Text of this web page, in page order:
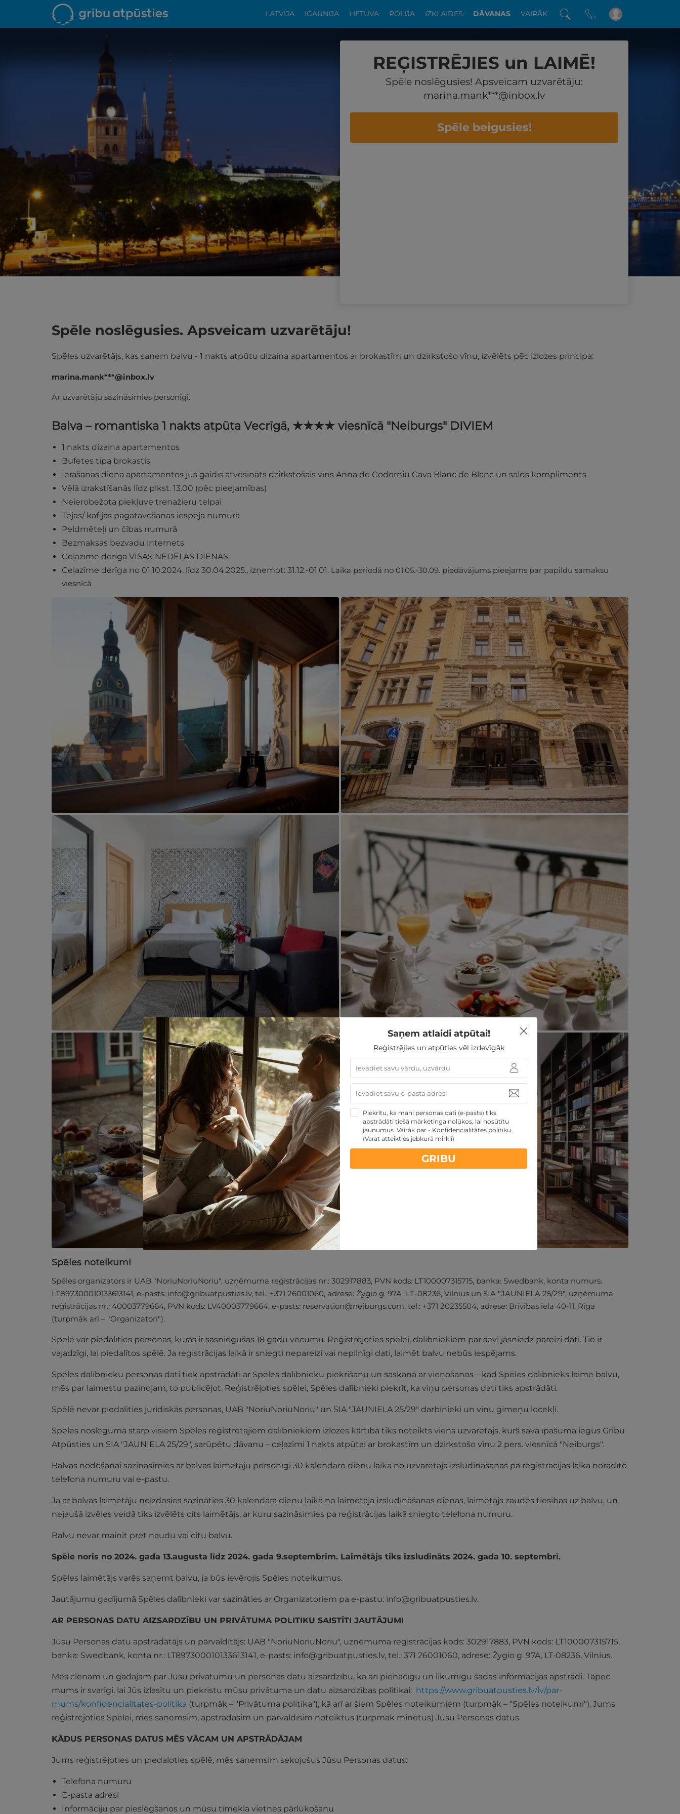
LATVIJA IGAUNIJA LIETUVA POLIJA IZKLAIDES DĀVANAS VAIRĀK
REĢISTRĒJIES un LAIMĒ!
Spēle noslēgusies! Apsveicam uzvarētāju:
marina.mank***@inbox.lv
Spēle beigusies!
Spēle noslēgusies. Apsveicam uzvarētāju!
Spēles uzvarētājs, kas saņem balvu - 1 nakts atpūtu dizaina apartamentos ar brokastīm un dzirkstošo vīnu, izvēlēts pēc izlozes principa:
marina.mank***@inbox.lv
Ar uzvarētāju sazināsimies personīgi.
Balva – romantiska 1 nakts atpūta Vecrīgā, ★★★★ viesnīcā "Neiburgs" DIVIEM
1 nakts dizaina apartamentos
Bufetes tipa brokastis
Ierašanās dienā apartamentos jūs gaidīs atvēsināts dzirkstošais vīns Anna de Codorniu Cava Blanc de Blanc un salds kompliments
Vēlā izrakstīšanās līdz plkst. 13.00 (pēc pieejamības)
Neierobežota piekļuve trenažieru telpai
Tējas/ kafijas pagatavošanas iespēja numurā
Peldmēteļi un čības numurā
Bezmaksas bezvadu internets
Ceļazīme derīga VISĀS NEDĒĻAS DIENĀS
Ceļazīme derīga no 01.10.2024. līdz 30.04.2025., izņemot: 31.12.-01.01. Laika periodā no 01.05.-30.09. piedāvājums pieejams par papildu samaksu
viesnīcā
Spēles noteikumi
Spēles organizators ir UAB "NoriuNoriuNoriu", uzņēmuma reģistrācijas nr.: 302917883, PVN kods: LT100007315715, banka: Swedbank, konta numurs:
LT897300010133613141, e-pasts: info@gribuatpusties.lv, tel.: +371 26001060, adrese: Žygio g. 97A, LT-08236, Vilnius un SIA "JAUNIELA 25/29", uzņēmuma
reģistrācijas nr.: 40003779664, PVN kods: LV40003779664, e-pasts: reservation@neiburgs.com, tel.: +371 20235504, adrese: Brīvības iela 40-11, Rīga
(turpmāk arī – "Organizatori").
Spēlē var piedalīties personas, kuras ir sasniegušas 18 gadu vecumu. Reģistrējoties spēlei, dalībniekiem par sevi jāsniedz pareizi dati. Tie ir
vajadzīgi, lai piedalītos spēlē. Ja reģistrācijas laikā ir sniegti nepareizi vai nepilnīgi dati, laimēt balvu nebūs iespējams.
Spēles dalībnieku personas dati tiek apstrādāti ar Spēles dalībnieku piekrišanu un saskaņā ar vienošanos – kad Spēles dalībnieks laimē balvu,
mēs par laimestu paziņojam, to publicējot. Reģistrējoties spēlei, Spēles dalībnieki piekrīt, ka viņu personas dati tiks apstrādāti.
Spēlē nevar piedalīties juridiskās personas, UAB "NoriuNoriuNoriu" un SIA "JAUNIELA 25/29" darbinieki un viņu ģimeņu locekļi.
Spēles noslēgumā starp visiem Spēles reģistrētajiem dalībniekiem izlozes kārtībā tiks noteikts viens uzvarētājs, kurš savā īpašumā iegūs Gribu
Atpūsties un SIA "JAUNIELA 25/29", sarūpētu dāvanu – ceļazīmi 1 nakts atpūtai ar brokastīm un dzirkstošo vīnu 2 pers. viesnīcā "Neiburgs".
Balvas nodošanai sazināsimies ar balvas laimētāju personīgi 30 kalendāro dienu laikā no uzvarētāja izsludināšanas pa reģistrācijas laikā norādīto
telefona numuru vai e-pastu.
Ja ar balvas laimētāju neizdosies sazināties 30 kalendāra dienu laikā no laimētāja izsludināšanas dienas, laimētājs zaudēs tiesības uz balvu, un
nejaušā izvēles veidā tiks izvēlēts cits laimētājs, ar kuru sazināsimies pa reģistrācijas laikā sniegto telefona numuru.
Balvu nevar mainīt pret naudu vai citu balvu.
Spēle noris no 2024. gada 13.augusta līdz 2024. gada 9.septembrim. Laimētājs tiks izsludināts 2024. gada 10. septembrī.
Spēles laimētājs varēs saņemt balvu, ja būs ievērojis Spēles noteikumus.
Jautājumu gadījumā Spēles dalībnieki var sazināties ar Organizatoriem pa e-pastu: info@gribuatpusties.lv.
AR PERSONAS DATU AIZSARDZĪBU UN PRIVĀTUMA POLITIKU SAISTĪTI JAUTĀJUMI
Jūsu Personas datu apstrādātājs un pārvaldītājs: UAB "NoriuNoriuNoriu", uzņēmuma reģistrācijas kods: 302917883, PVN kods: LT100007315715,
banka: Swedbank, konta nr.: LT897300010133613141, e-pasts: info@gribuatpusties.lv, tel.: 371 26001060, adrese: Žygio g. 97A, LT-08236, Vilnius.
Mēs cienām un gādājam par Jūsu privātumu un personas datu aizsardzību, kā arī pienācīgu un likumīgu šādas informācijas apstrādi. Tāpēc
mums ir svarīgi, lai Jūs izlasītu un piekristu mūsu privātuma un datu aizsardzības politikai: https://www.gribuatpusties.lv/lv/par-
mums/konfidencialitates-politika (turpmāk – "Privātuma politika"), kā arī ar šiem Spēles noteikumiem (turpmāk – "Spēles noteikumi"). Jums
reģistrējoties Spēlei, mēs saņemsim, apstrādāsim un pārvaldīsim noteiktus (turpmāk minētus) Jūsu Personas datus.
KĀDUS PERSONAS DATUS MĒS VĀCAM UN APSTRĀDĀJAM
Jums reģistrējoties un piedaloties spēlē, mēs saņemsim sekojošus Jūsu Personas datus:
Telefona numuru
E-pasta adresi
Informāciju par pieslēgšanos un mūsu tīmekļa vietnes pārlūkošanu
Saņem atlaidi atpūtai!
Reģistrējies un atpūties vēl izdevīgāk
Piekrītu, ka mani personas dati (e-pasts) tiks
apstrādāti tiešā mārketinga nolūkos, lai nosūtītu
jaunumus. Vairāk par - Konfidencialitātes politiku.
(Varat atteikties jebkurā mirklī)
GRIBU